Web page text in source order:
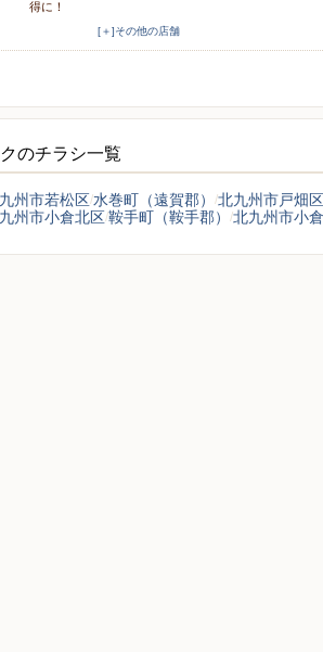
得に！
[＋]その他の店舗
のチラシ一覧
州市若松区水巻町（遠賀郡） 北九州市戸畑区
州市小倉北区鞍手町（鞍手郡） 北九州市小